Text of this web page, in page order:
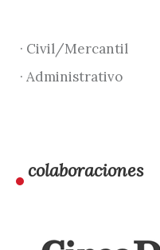
· Civil/Mercantil
· Administrativo
colaboraciones